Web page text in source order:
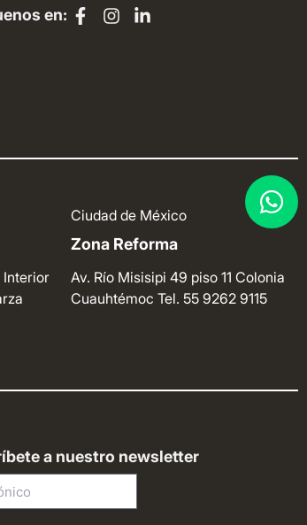
en:
Interior
Ciudad de México
Zona Reforma
Av. Río Misisipi 49 piso 11 Colonia
CuauhtémocTel. 55 9262 9115
a nuestro newsletter